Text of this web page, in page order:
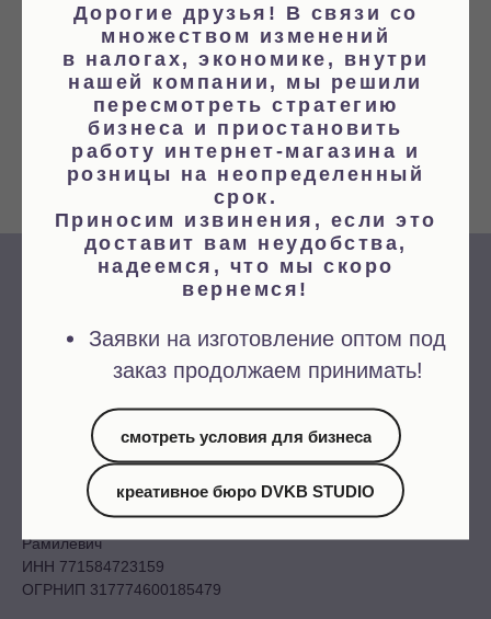
и корпоративных заказов
По общим вопросам пишите нам на почту:
hello@dvkb.co
© 2023 Дом Высокой
Культуры Быта
ИП Шерифзянов Руслан
Рамилевич
ИНН 771584723159
ОГРНИП 317774600185479
Дорогие друзья! В связи со
множеством изменений
в налогах, экономике, внутри
нашей компании, мы решили
пересмотреть стратегию
бизнеса и приостановить
работу интернет-магазина и
розницы на неопределенный
срок.
Приносим извинения, если это
доставит вам неудобства,
надеемся, что мы скоро
вернемся!
Заявки на изготовление оптом под
заказ продолжаем принимать!
смотреть условия для бизнеса
креативное бюро DVKB STUDIO